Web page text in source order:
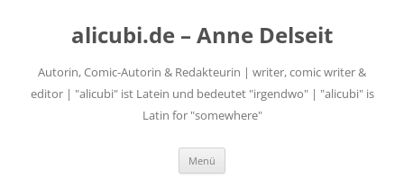
alicubi.de – Anne Delseit
Autorin, Comic-Autorin & Redakteurin | writer, comic writer &
editor | "alicubi" ist Latein und bedeutet "irgendwo" | "alicubi" is
Latin for "somewhere"
Menü